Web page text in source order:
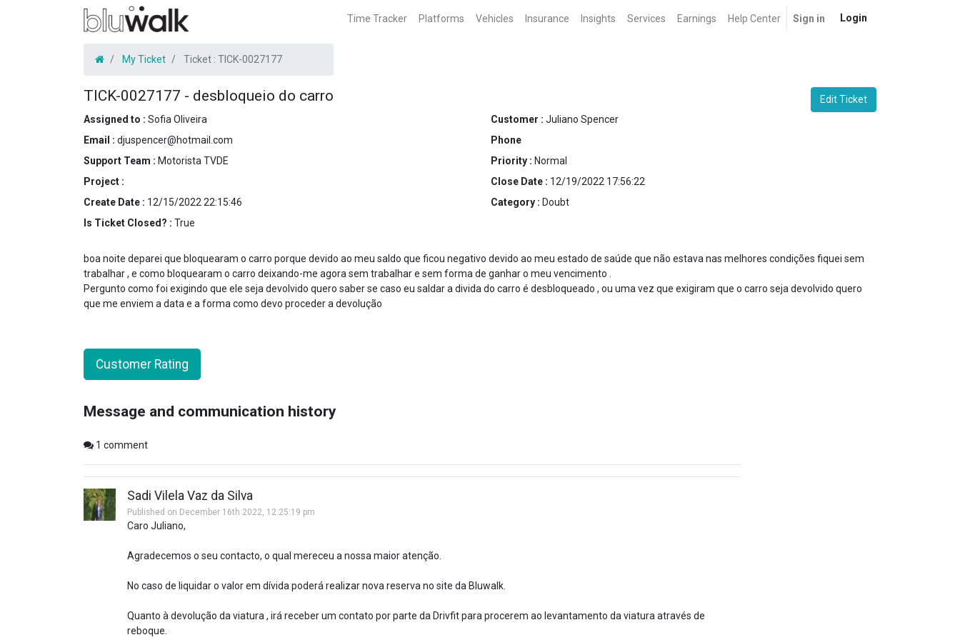
Time Tracker Platforms Vehicles Insurance Insights Services Earnings Help Center Sign in Login
My Ticket Ticket : TICK-0027177
TICK-0027177 - desbloqueio do carro
Edit Ticket
Assigned to : Sofia Oliveira
Email : djuspencer@hotmail.com
Support Team : Motorista TVDE
Project :
Create Date : 12/15/2022 22:15:46
Is Ticket Closed? : True
Customer : Juliano Spencer
Phone
Priority : Normal
Close Date : 12/19/2022 17:56:22
Category : Doubt
boa noite deparei que bloquearam o carro porque devido ao meu saldo que ficou negativo devido ao meu estado de saúde que não estava nas melhores condições fiquei sem
trabalhar , e como bloquearam o carro deixando-me agora sem trabalhar e sem forma de ganhar o meu vencimento .
Pergunto como foi exigindo que ele seja devolvido quero saber se caso eu saldar a divida do carro é desbloqueado , ou uma vez que exigiram que o carro seja devolvido quero
que me enviem a data e a forma como devo proceder a devolução
Customer Rating
Message and communication history
1 comment
Sadi Vilela Vaz da Silva
Published on December 16th 2022, 12:25:19 pm
Caro Juliano,
Agradecemos o seu contacto, o qual mereceu a nossa maior atenção.
No caso de liquidar o valor em dívida poderá realizar nova reserva no site da Bluwalk.
Quanto à devolução da viatura , irá receber um contato por parte da Drivfit para procerem ao levantamento da viatura através de
reboque.